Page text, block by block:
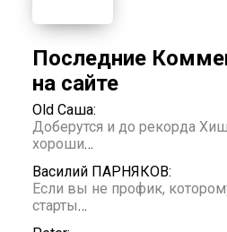
Последние Комментарии
на сайте
Old Саша:
Доберутся и до рекорда
хороши…
Василий ПАРНЯКОВ:
Если вы не профик,
старты…